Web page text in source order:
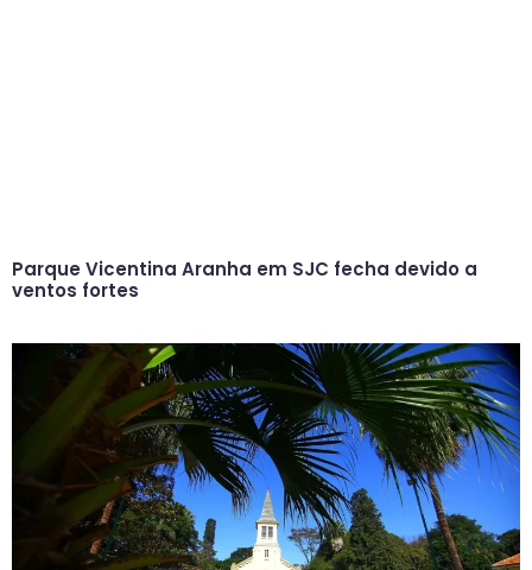
Parque Vicentina Aranha em SJC fecha devido a
ventos fortes